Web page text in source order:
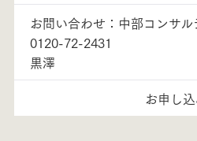
お問い合わせ：中部コンサ
0120-72-2431
黒澤
お申し